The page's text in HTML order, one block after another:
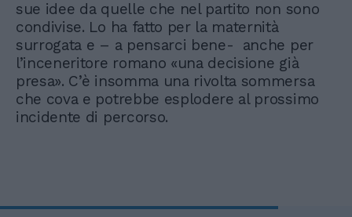
sue idee da quelle che nel partito non sono
condivise. Lo ha fatto per la maternità
surrogata e – a pensarci bene- anche per
l’inceneritore romano «una decisione già
presa». C’è insomma una rivolta sommersa
che cova e potrebbe esplodere al prossimo
incidente di percorso.